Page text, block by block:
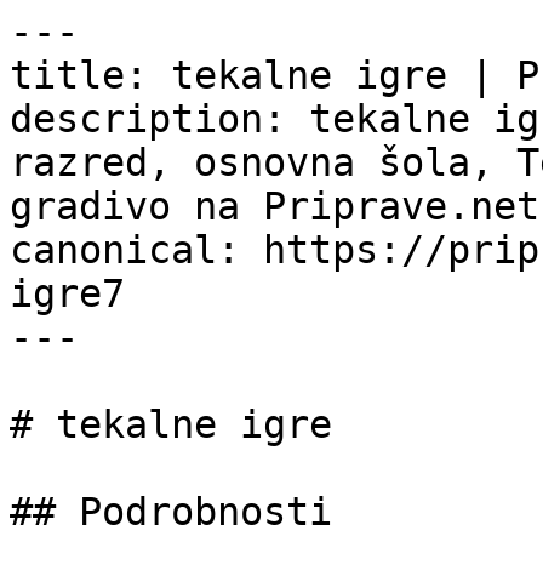
---
title: tekalne igre |
description: tekalne
razred, osnovna šola,
gradivo na
canonical: https://
igre7
---
# tekalne igre
## Podrobnosti